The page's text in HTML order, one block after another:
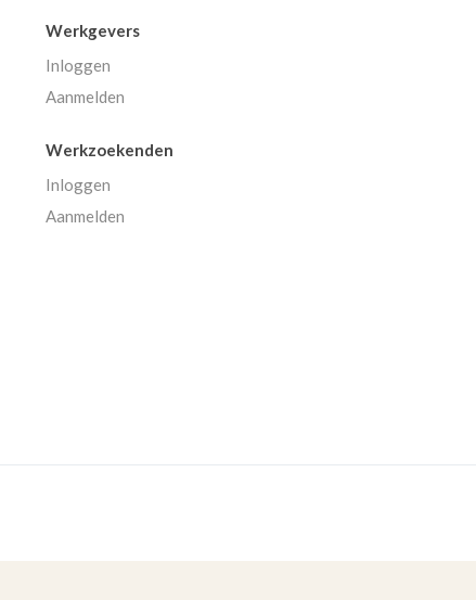
Werkgevers
Inloggen
Aanmelden
Werkzoekenden
Inloggen
Aanmelden